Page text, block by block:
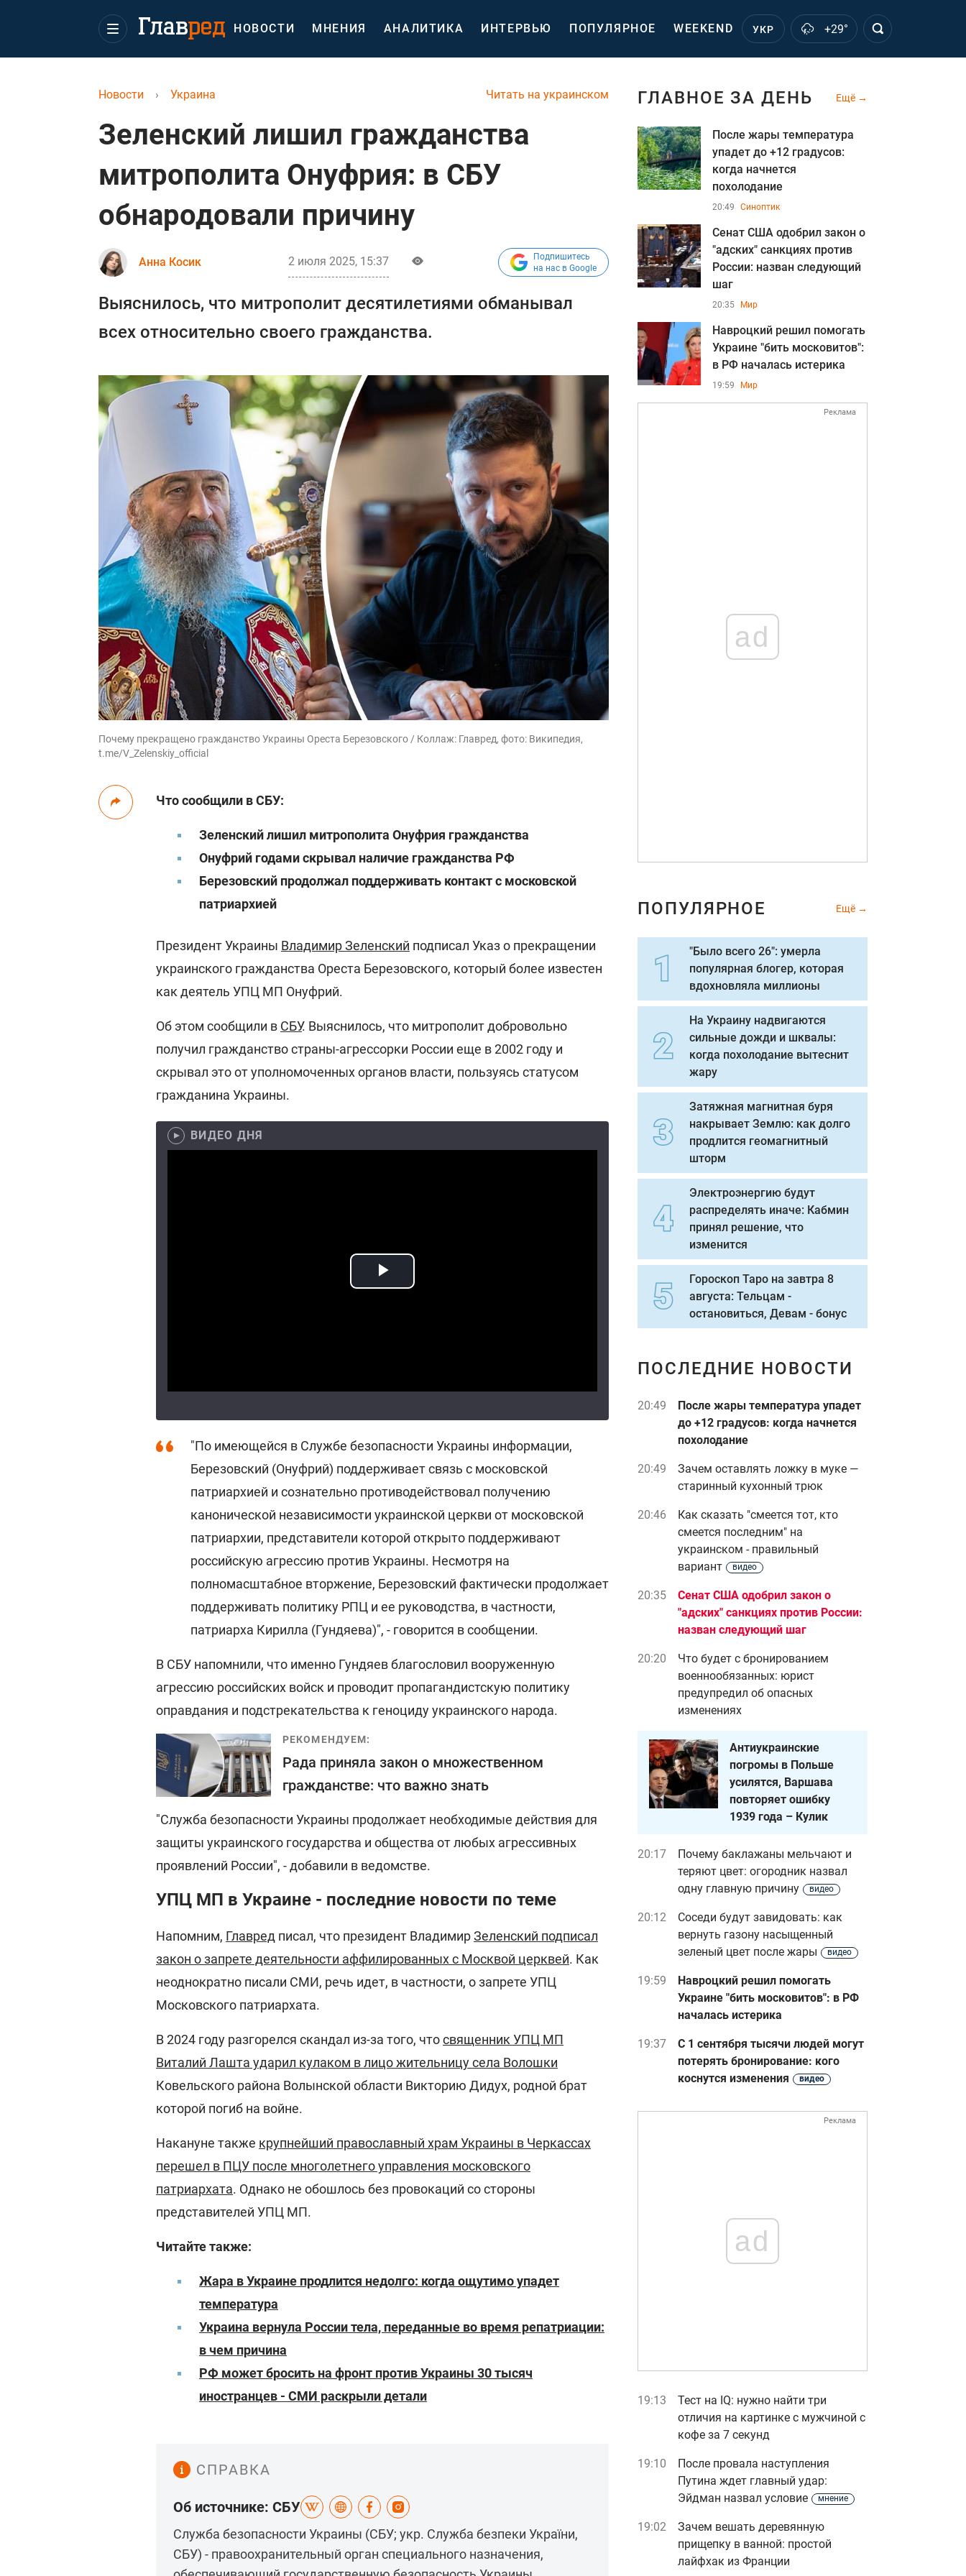
НОВОСТИ МНЕНИЯ АНАЛИТИКА ИНТЕРВЬЮ ПОПУЛЯРНОЕ WEEKEND УКР +29°
Читать на украинском
Новости › Украина
Зеленский лишил гражданства
митрополита Онуфрия: в СБУ
обнародовали причину
Анна Косик 2 июля 2025, 15:37
Подпишитесь
на нас в Google
Выяснилось, что митрополит десятилетиями обманывал
всех относительно своего гражданства.
Почему прекращено гражданство Украины Ореста Березовского / Коллаж: Главред, фото: Википедия,
t.me/V_Zelenskiy_official
Что сообщили в СБУ:
Зеленский лишил митрополита Онуфрия гражданства
Онуфрий годами скрывал наличие гражданства РФ
Березовский продолжал поддерживать контакт с московской
патриархией
Президент Украины Владимир Зеленский подписал Указ о прекращении
украинского гражданства Ореста Березовского, который более известен
как деятель УПЦ МП Онуфрий.
Об этом сообщили в СБУ. Выяснилось, что митрополит добровольно
получил гражданство страны-агрессорки России еще в 2002 году и
скрывал это от уполномоченных органов власти, пользуясь статусом
гражданина Украины.
ВИДЕО ДНЯ
"По имеющейся в Службе безопасности Украины информации,
Березовский (Онуфрий) поддерживает связь с московской
патриархией и сознательно противодействовал получению
канонической независимости украинской церкви от московской
патриархии, представители которой открыто поддерживают
российскую агрессию против Украины. Несмотря на
полномасштабное вторжение, Березовский фактически продолжает
поддерживать политику РПЦ и ее руководства, в частности,
патриарха Кирилла (Гундяева)", - говорится в сообщении.
В СБУ напомнили, что именно Гундяев благословил вооруженную
агрессию российских войск и проводит пропагандистскую политику
оправдания и подстрекательства к геноциду украинского народа.
РЕКОМЕНДУЕМ:
Рада приняла закон о множественном
гражданстве: что важно знать
"Служба безопасности Украины продолжает необходимые действия для
защиты украинского государства и общества от любых агрессивных
проявлений России", - добавили в ведомстве.
УПЦ МП в Украине - последние новости по теме
Напомним, Главред писал, что президент ВладимирЗеленский подписал
закон о запрете деятельности аффилированных с Москвой церквей. Как
неоднократно писали СМИ, речь идет, в частности, о запрете УПЦ
Московского патриархата.
В 2024 году разгорелся скандал из-за того, чтосвященник УПЦ МП
Виталий Лашта ударил кулаком в лицо жительницу села Волошки
Ковельского района Волынской области Викторию Дидух, родной брат
которой погиб на войне.
Накануне также крупнейший православный храм Украины в Черкассах
перешел в ПЦУ после многолетнего управления московского
патриархата. Однако не обошлось без провокаций со стороны
представителей УПЦ МП.
Читайте также:
Жара в Украине продлится недолго: когда ощутимо упадет
температура
Украина вернула России тела, переданные во время репатриации:
в чем причина
РФ может бросить на фронт против Украины 30 тысяч
иностранцев - СМИ раскрыли детали
СПРАВКА
Об источнике: СБУ
Служба безопасности Украины (СБУ; укр. Служба безпеки України,
СБУ) - правоохранительный орган специального назначения,
ГЛАВНОЕ ЗА ДЕНЬ Ещё
После жары температура
упадет до +12 градусов:
когда начнется
похолодание
20:49 Синоптик
Сенат США одобрил закон о
"адских" санкциях против
России: назван следующий
шаг
20:35 Мир
Навроцкий решил помогать
Украине "бить московитов":
в РФ началась истерика
19:59 Мир
Реклама
ad
ПОПУЛЯРНОЕ Ещё
"Было всего 26": умерла
популярная блогер, которая
вдохновляла миллионы
На Украину надвигаются
сильные дожди и шквалы:
когда похолодание вытеснит
жару
Затяжная магнитная буря
накрывает Землю: как долго
продлится геомагнитный
шторм
Электроэнергию будут
распределять иначе: Кабмин
принял решение, что
изменится
Гороскоп Таро на завтра 8
августа: Тельцам -
остановиться, Девам - бонус
ПОСЛЕДНИЕ НОВОСТИ
20:49
После жары температура упадет
до +12 градусов: когда начнется
похолодание
20:49
Зачем оставлять ложку в муке —
старинный кухонный трюк
20:46
Как сказать "смеется тот, кто
смеется последним" на
украинском - правильный
вариант
видео
20:35
Сенат США одобрил закон о
"адских" санкциях против России:
назван следующий шаг
20:20
Что будет с бронированием
военнообязанных: юрист
предупредил об опасных
изменениях
Антиукраинские
погромы в Польше
усилятся, Варшава
повторяет ошибку
1939 года – Кулик
20:17
Почему баклажаны мельчают и
теряют цвет: огородник назвал
одну главную причину
видео
20:12
Соседи будут завидовать: как
вернуть газону насыщенный
зеленый цвет после жары
видео
19:59
Навроцкий решил помогать
Украине "бить московитов": в РФ
началась истерика
19:37
С 1 сентября тысячи людей могут
потерять бронирование: кого
коснутся изменения
видео
Реклама
ad
19:13
Тест на IQ: нужно найти три
отличия на картинке с мужчиной с
кофе за 7 секунд
19:10
После провала наступления
Путина ждет главный удар:
Эйдман назвал условие
мнение
19:02
Зачем вешать деревянную
прищепку в ванной: простой
лайфхак из Франции